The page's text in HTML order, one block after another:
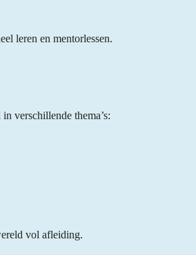
leren en mentorlessen.
verschillende thema’s:
vol afleiding.